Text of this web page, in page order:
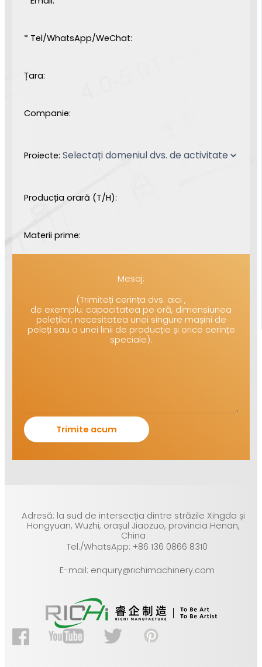
* Tel/WhatsApp/WeChat:
Țara:
Companie:
Proiecte:
Producția orară (T/H):
Materii prime:
Mesaj:
(Trimiteți cerința dvs. aici ,
de exemplu: capacitatea pe oră, dimensiunea
peleților, necesitatea unei singure mașini de
peleți sau a unei linii de producție și orice cerințe
speciale).
Adresă: la sud de intersecția dintre străzile Xingda și
Hongyuan, Wuzhi, orașul Jiaozuo, provincia Henan,
China
Tel./WhatsApp: +86 136 0866 8310
E-mail: enquiry@richimachinery.com